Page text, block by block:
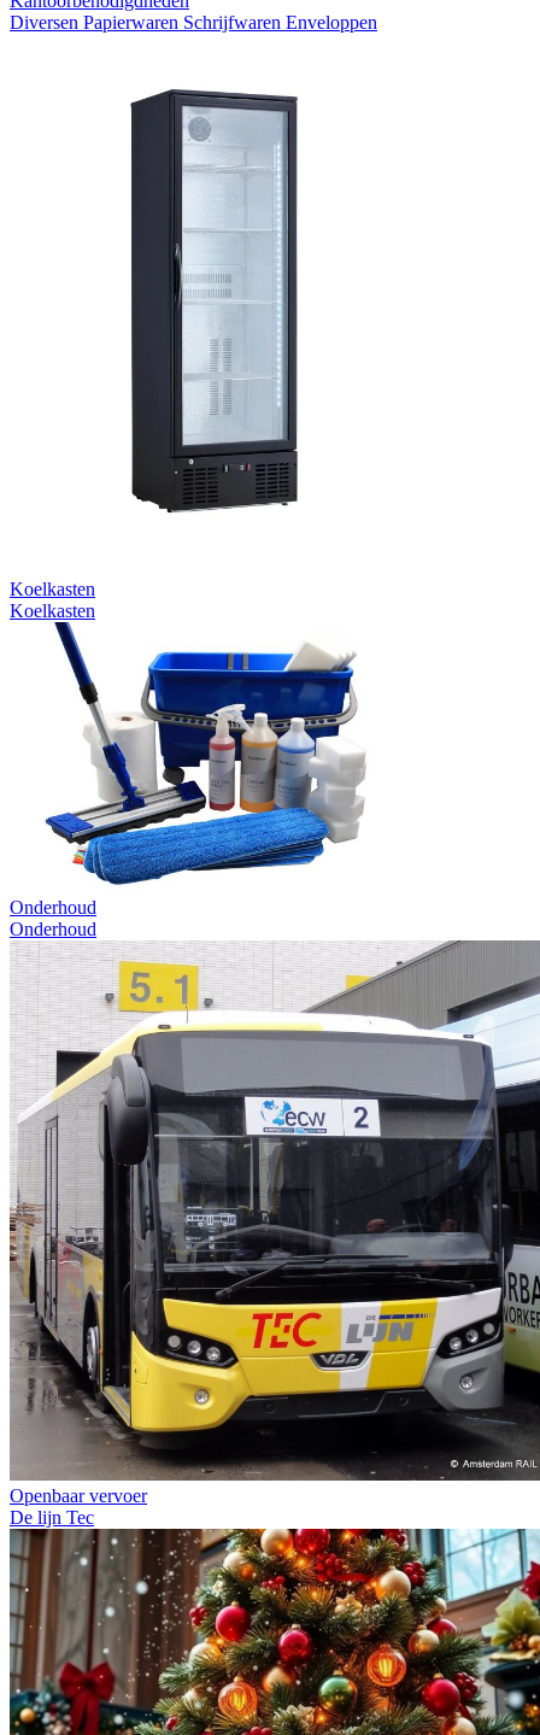
Diversen Papierwaren Schrijfwaren Enveloppen
Koelkasten
Koelkasten
Onderhoud
Onderhoud
Openbaar vervoer
De lijn Tec